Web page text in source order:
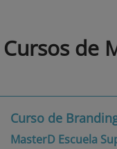
Cursos de
Curso de
MasterD Escuela